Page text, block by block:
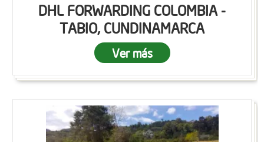
DHL FORWARDING COLOMBIA -
TABIO, CUNDINAMARCA
Ver más